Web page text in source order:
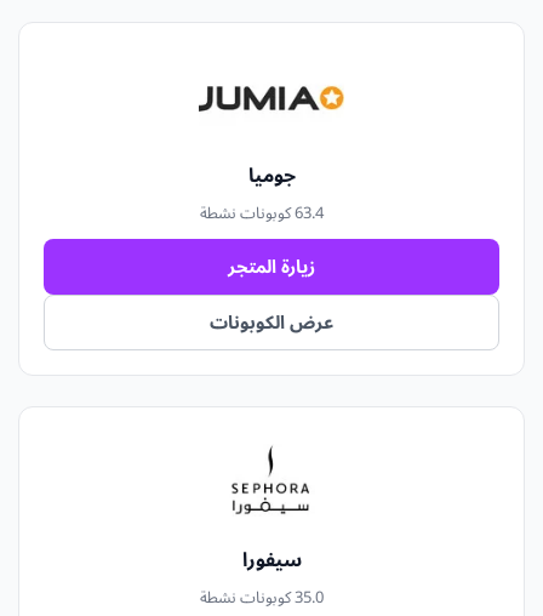
جوميا
3.46 كوبونات نشطة
زيارة المتجر
عرض الكوبونات
سيفورا
5.03 كوبونات نشطة